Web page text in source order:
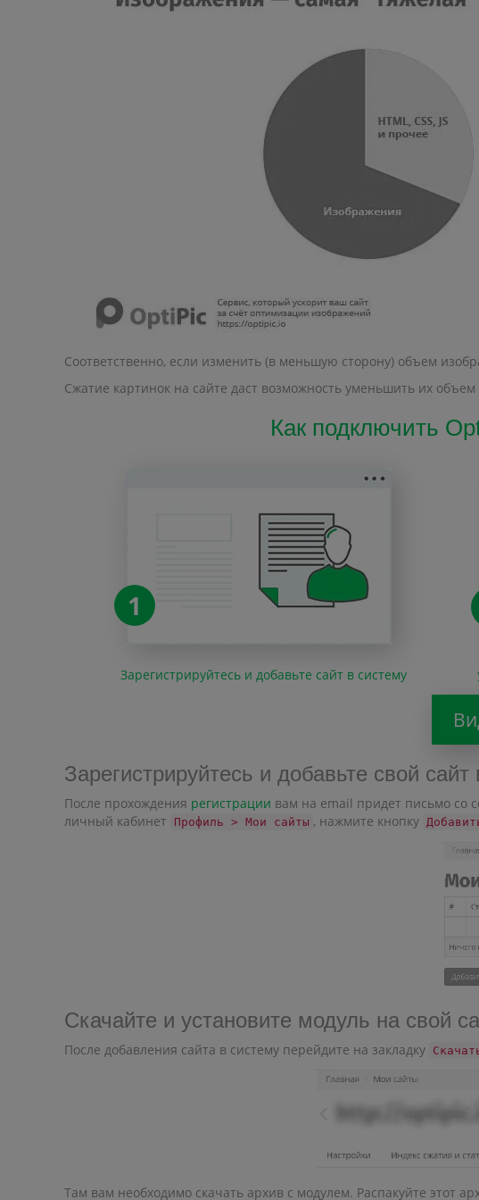
Соответственно, если изменить (в меньшую сторону) объем
Сжатие картинок на сайте даст возможность уменьшить их
Как подключить
1
Зарегистрируйтесь и добавьте сайт в систему
Зарегистрируйтесь и добавьте свой
После прохождения регистрации вам на email придет письмо со
личный кабинет
Профиль > Мои сайты , нажмите кнопку
Скачайте и установите модуль на свой
После добавления сайта в систему перейдите на закладку
Там вам необходимо скачать архив с модулем. Распакуйте этот